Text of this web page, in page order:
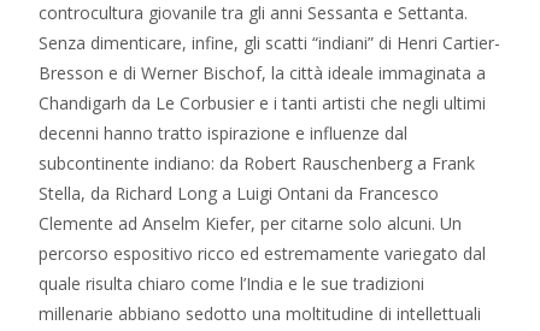
controcultura giovanile tra gli anni Sessanta e Settanta.
Senza dimenticare, infine, gli scatti “indiani” di Henri Cartier-
Bresson e di Werner Bischof, la città ideale immaginata a
Chandigarh da Le Corbusier e i tanti artisti che negli ultimi
decenni hanno tratto ispirazione e influenze dal
subcontinente indiano: da Robert Rauschenberg a Frank
Stella, da Richard Long a Luigi Ontani da Francesco
Clemente ad Anselm Kiefer, per citarne solo alcuni. Un
percorso espositivo ricco ed estremamente variegato dal
quale risulta chiaro come l’India e le sue tradizioni
millenarie abbiano sedotto una moltitudine di intellettuali